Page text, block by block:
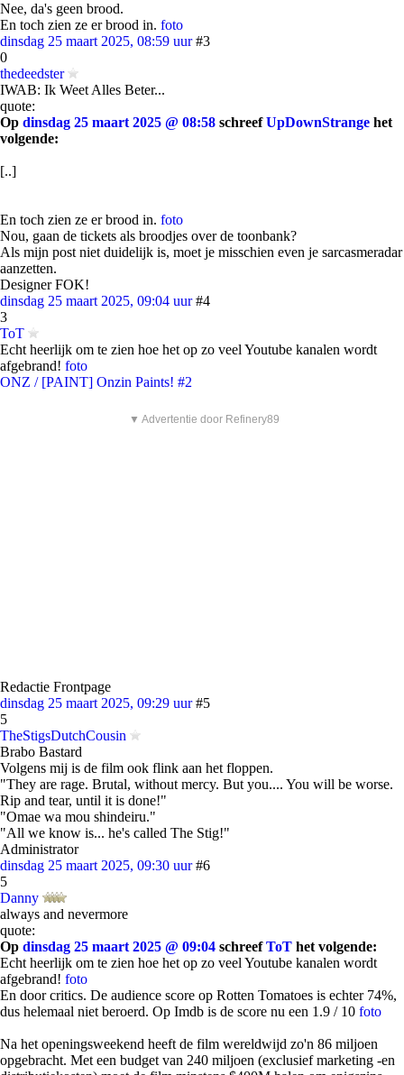
Nee, da's geen brood.
En toch zien ze er brood in. foto
dinsdag 25 maart 2025, 08:59 uur #3
0
thedeedster
IWAB: Ik Weet Alles Beter...
quote:
Op dinsdag 25 maart 2025 @ 08:58 schreefUpDownStrange het
volgende:
[..]
En toch zien ze er brood in. foto
Nou, gaan de tickets als broodjes over de toonbank?
Als mijn post niet duidelijk is, moet je misschien even je sarcasmeradar
aanzetten.
Designer FOK!
dinsdag 25 maart 2025, 09:04 uur #4
3
ToT
Echt heerlijk om te zien hoe het op zo veel Youtube kanalen wordt
afgebrand! foto
ONZ / [PAINT] Onzin Paints! #2
▼ Advertentie door Refinery89
Redactie Frontpage
dinsdag 25 maart 2025, 09:29 uur #5
5
TheStigsDutchCousin
Brabo Bastard
Volgens mij is de film ook flink aan het floppen.
"They are rage. Brutal, without mercy. But you.... You will be worse.
Rip and tear, until it is done!"
"Omae wa mou shindeiru."
"All we know is... he's called The Stig!"
Administrator
dinsdag 25 maart 2025, 09:30 uur #6
5
Danny
always and nevermore
quote:
Op dinsdag 25 maart 2025 @ 09:04 schreefToT het volgende:
Echt heerlijk om te zien hoe het op zo veel Youtube kanalen wordt
afgebrand! foto
En door critics. De audience score op Rotten Tomatoes is echter 74%,
dus helemaal niet beroerd. Op Imdb is de score nu een 1.9 / 10 foto
Na het openingsweekend heeft de film wereldwijd zo'n 86 miljoen
opgebracht. Met een budget van 240 miljoen (exclusief marketing -en